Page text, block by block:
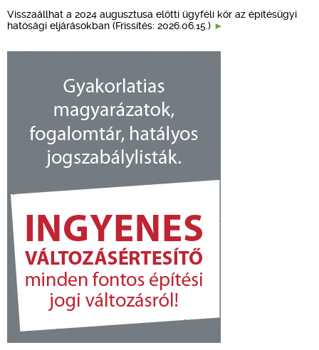
Visszaállhat a 2024 augusztusa előtti ügyféli kör az építésügyi
hatósági eljárásokban (Frissítés: 2026.06.15.)